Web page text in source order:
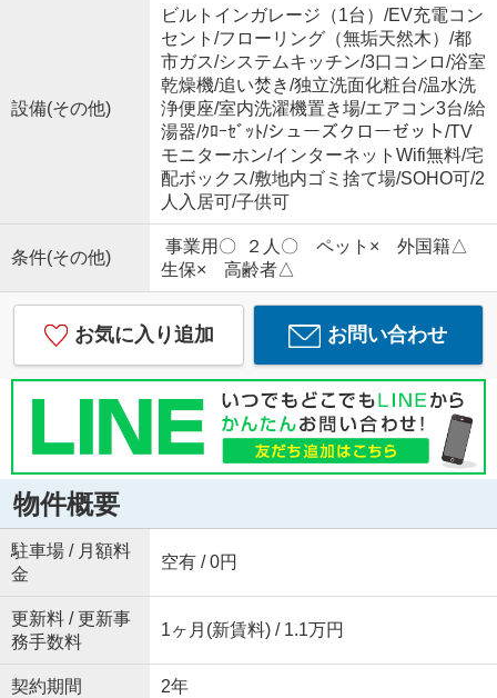
設備(その他)
ビルトインガレージ（1台）/EV充電コン
セント/フローリング（無垢天然木）/都
市ガス/システムキッチン/3口コンロ/浴室
乾燥機/追い焚き/独立洗面化粧台/温水洗
浄便座/室内洗濯機置き場/エアコン3台/給
湯器/ｸﾛｰｾﾞｯﾄ/シューズクローゼット/TV
モニターホン/インターネットWifi無料/宅
配ボックス/敷地内ゴミ捨て場/SOHO可/2
人入居可/子供可
条件(その他)
事業用〇 ２人〇 ペット× 外国籍△
生保× 高齢者△
お気に入り追加 お問い合わせ
物件概要
駐車場 / 月額料
金
空有 / 0円
更新料 / 更新事
務手数料
1ヶ月(新賃料) / 1.1万円
契約期間 2年